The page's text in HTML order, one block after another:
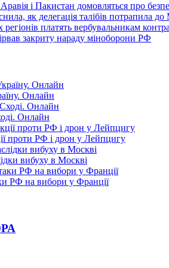
і Пакистан домовляться про
як делегація талібів потрапила
регіонів платять вербувальникам
закриту нараду міноборони РФ
Онлайн
Онлайн
проти РФ і дрон у Лейпцигу
вибуху в Москві
РФ на вибори у Франції